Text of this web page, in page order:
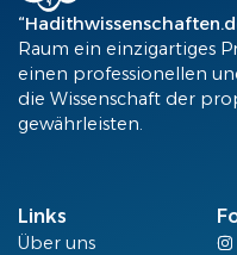
Raum ein einzigartiges
einen professionellen
die Wissenschaft der
gewährleisten.
Links
Über uns